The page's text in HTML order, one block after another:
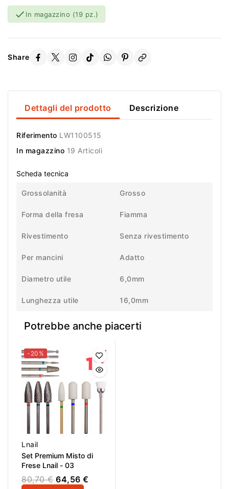
 In magazzino (19 pz.)
Share
Dettagli del prodotto Descrizione
Riferimento LW1100515
In magazzino 19 Articoli
Scheda tecnica
Grossolanità Grosso
Forma della fresa Fiamma
Rivestimento Senza rivestimento
Per mancini Adatto
Diametro utile 6,0mm
Lunghezza utile 16,0mm
Potrebbe anche piacerti
-20%
Lnail
Set Premium Misto di
Frese Lnail - 03
80,70 € 64,56 €